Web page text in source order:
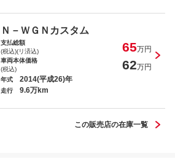
Ｎ－ＷＧＮカスタム
支払総額
(税込)(リ済込)
65万円
車両本体価格
(税込)
62万円
年式 2014(平成26)年
走行 9.6万km
この販売店の在庫一覧